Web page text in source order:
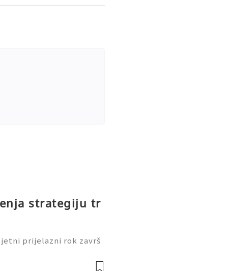
strategiju tr
prijelazni rok završ
stila raskošnog troš